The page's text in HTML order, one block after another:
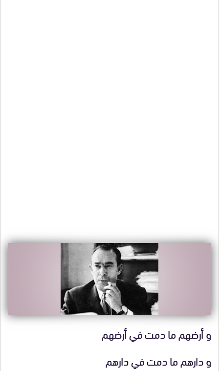
و أرضهم ما دمت في أرضهم
و دارهم ما دمت في دارهم